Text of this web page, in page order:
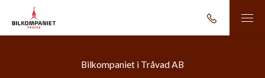
Bilkompaniet i Tråvad AB